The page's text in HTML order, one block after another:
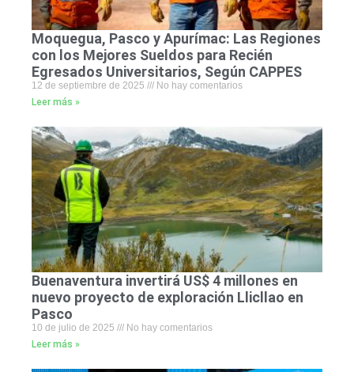
Moquegua, Pasco y Apurímac: Las Regiones
con los Mejores Sueldos para Recién
Egresados Universitarios, Según CAPPES
12 de septiembre de 2025
No hay comentarios
Leer más »
Buenaventura invertirá US$ 4 millones en
nuevo proyecto de exploración Llicllao en
Pasco
10 de julio de 2025
No hay comentarios
Leer más »